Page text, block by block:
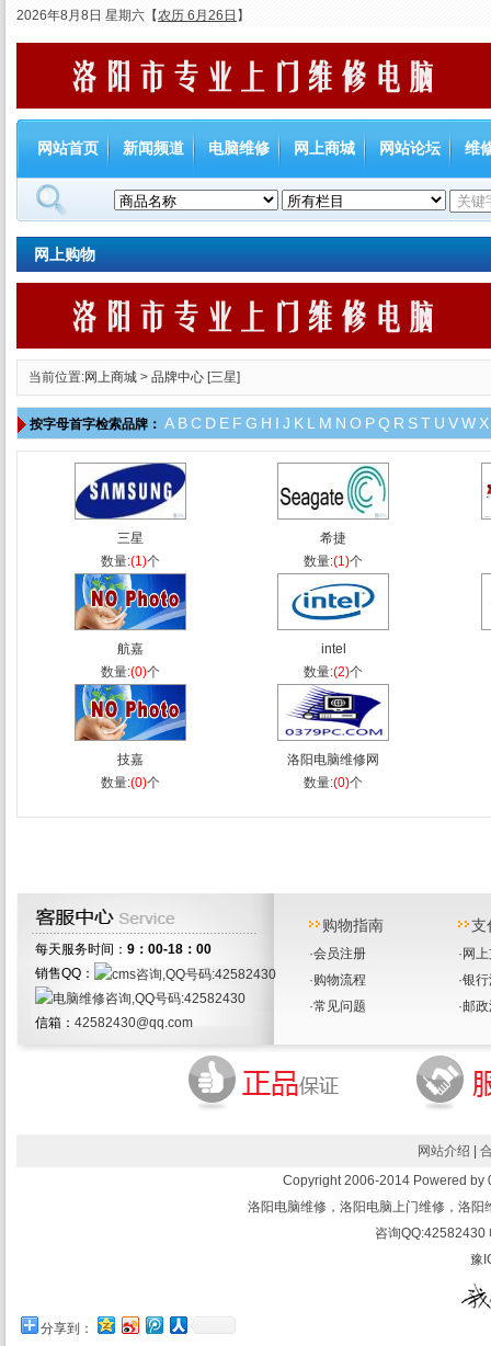
2026年8月8日 星期六 【农历 6月26日 】
网站首页 新闻频道 电脑维修 网上商城 网站论坛 维
网上购物
当前位置:网上商城 > 品牌中心 [三星]
按字母首字检索品牌： A BC D E F G H I J K L M N O PQ R ST U VW X
三星
数量:(1)个
希捷
数量:(1)个
航嘉
数量:(0)个
intel
数量:(2)个
技嘉
数量:(0)个
洛阳电脑维修网
数量:(0)个
每天服务时间： 9：00-18：00
销售QQ：
信箱： 42582430@qq.com
购物指南
·会员注册
·购物流程
·常见问题
支
· 网
·银
·邮
网站介绍
Copyright 2006-2014 Powered by
洛阳电脑维修，洛阳电脑上门维修，洛
咨询
豫
分享到：